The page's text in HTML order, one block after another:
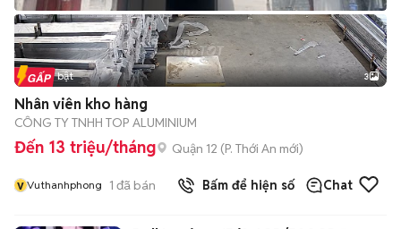
Tin nổi bật 3
Nhân viên kho hàng
CÔNG TY TNHH TOP ALUMINIUM
Đến 13 triệu/tháng Quận 12 (P. Thới An mới)
v Vuthanhphong 1 đã bán Bấm để hiện số Chat